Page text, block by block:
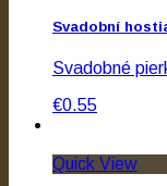
Svadobní
Svadobné
€0.55
Quick View